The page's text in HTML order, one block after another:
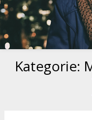
Kategorie: